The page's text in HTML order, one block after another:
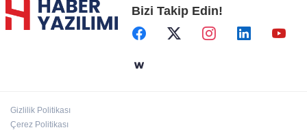
Başkent'in göletlerinde temizlik ve bakım
sürüyor
Bizi Takip Edin!
Gizlilik Politikası
Çerez Politikası